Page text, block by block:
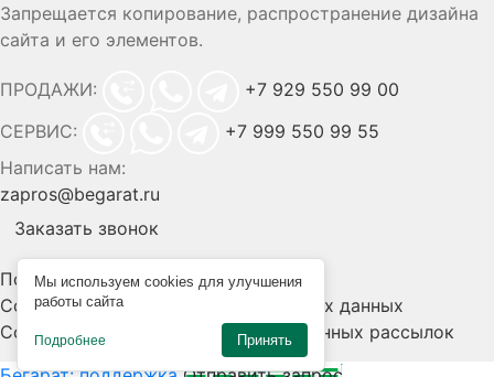
Мы используем cookies для улучшения
работы сайта
Подробнее Принять
Запрещается копирование, распространение дизайна
сайта и его элементов.
ПРОДАЖИ:
+7 929 550 99 00
СЕРВИС:
+7 999 550 99 55
Написать нам:
zapros@begarat.ru
Заказать звонок
Политика конфиденциальности
Согласие на обработку персональных данных
Согласие на получение информационных рассылок